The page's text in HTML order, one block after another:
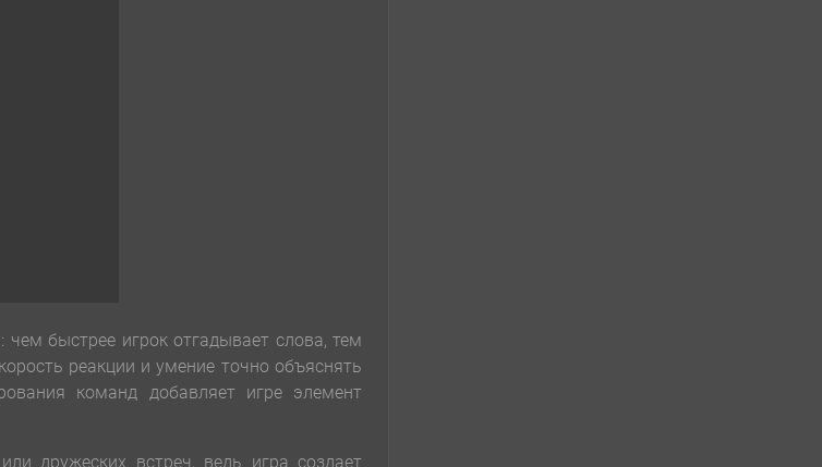
быстрее игрок отгадывает слова, тем
реакции и умение точно объяснять
команд добавляет игре элемент
дружеских встреч, ведь игра создает